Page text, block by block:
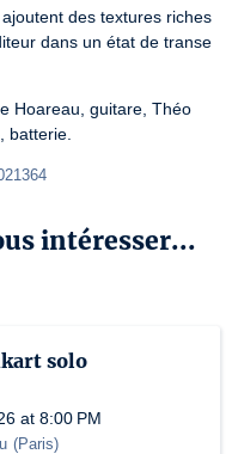
des textures riches
dans un état de transe
Hoareau, guitare, Théo
batterie.
intéresser...
solo
at 8:00 PM
(Paris)